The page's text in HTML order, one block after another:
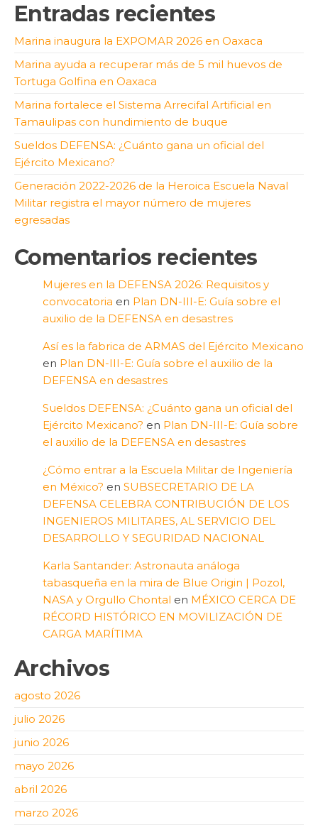
Entradas recientes
Marina inaugura la EXPOMAR 2026 en Oaxaca
Marina ayuda a recuperar más de 5 mil huevos de
Tortuga Golfina en Oaxaca
Marina fortalece el Sistema Arrecifal Artificial en
Tamaulipas con hundimiento de buque
Sueldos DEFENSA: ¿Cuánto gana un oficial del
Ejército Mexicano?
Generación 2022-2026 de la Heroica Escuela Naval
Militar registra el mayor número de mujeres
egresadas
Comentarios recientes
Mujeres en la DEFENSA 2026: Requisitos y
convocatoria en Plan DN-III-E: Guía sobre el
auxilio de la DEFENSA en desastres
Así es la fabrica de ARMAS del Ejército Mexicano
en Plan DN-III-E: Guía sobre el auxilio de la
DEFENSA en desastres
Sueldos DEFENSA: ¿Cuánto gana un oficial del
Ejército Mexicano? en Plan DN-III-E: Guía sobre
el auxilio de la DEFENSA en desastres
¿Cómo entrar a la Escuela Militar de Ingeniería
en México? en SUBSECRETARIO DE LA
DEFENSA CELEBRA CONTRIBUCIÓN DE LOS
INGENIEROS MILITARES, AL SERVICIO DEL
DESARROLLO Y SEGURIDAD NACIONAL
Karla Santander: Astronauta análoga
tabasqueña en la mira de Blue Origin | Pozol,
NASA y Orgullo Chontal en MÉXICO CERCA DE
RÉCORD HISTÓRICO EN MOVILIZACIÓN DE
CARGA MARÍTIMA
Archivos
agosto 2026
julio 2026
junio 2026
mayo 2026
abril 2026
marzo 2026